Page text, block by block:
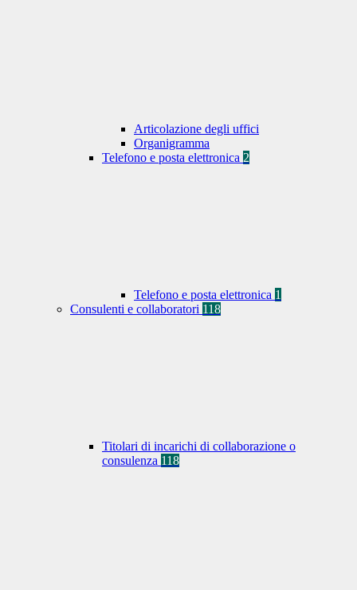
Articolazione degli uffici
Organigramma
Telefono e posta elettronica 2
Telefono e posta elettronica 1
Consulenti e collaboratori 118
Titolari di incarichi di collaborazione o
consulenza 118